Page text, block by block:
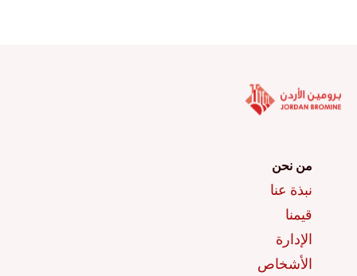
من نحن
نبذة عنا
قيمنا
الإدارة
الأشخاص